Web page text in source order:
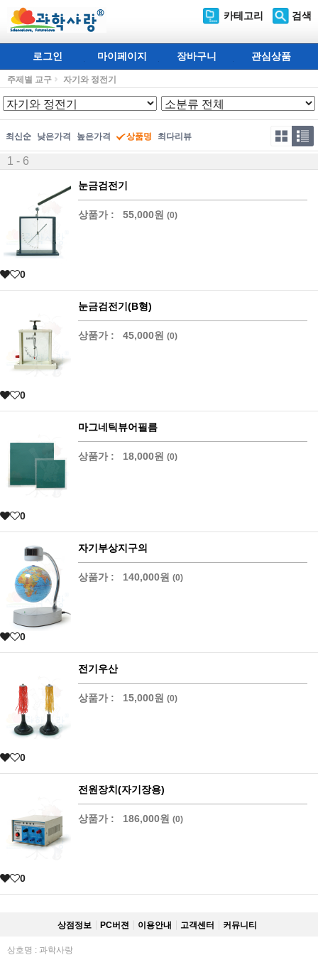
카테고리 검색
로그인 마이페이지 장바구니 관심상품
주제별 교구 자기와 정전기
최신순 낮은가격 높은가격 상품명 최다리뷰
1 - 6
눈금검전기
상품가 : 55,000원 (0)
0
눈금검전기(B형)
상품가 : 45,000원 (0)
0
마그네틱뷰어필름
상품가 : 18,000원 (0)
0
자기부상지구의
상품가 : 140,000원 (0)
0
전기우산
상품가 : 15,000원 (0)
0
전원장치(자기장용)
상품가 : 186,000원 (0)
0
상점정보 PC버젼 이용안내 고객센터 커뮤니티
상호명 : 과학사랑